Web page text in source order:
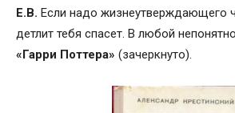
Е.В. Если надо жизнеутверждающего
детлит тебя спасет. В любой
«Гарри Поттера» (зачеркнуто).